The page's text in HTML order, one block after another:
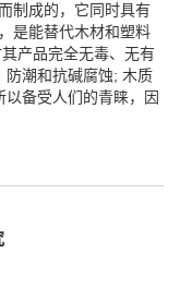
制成的，它同时具有
是能替代木材和塑料
产品完全无毒、无有
防潮和抗碱腐蚀; 木质
备受人们的青睐，因